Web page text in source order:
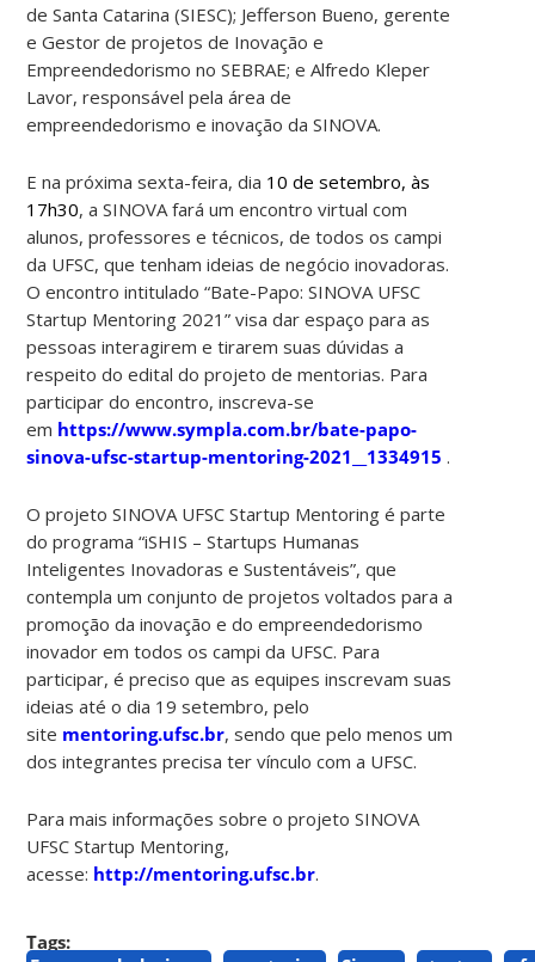
de Santa Catarina (SIESC); Jefferson Bueno, gerente
e Gestor de projetos de Inovação e
Empreendedorismo no SEBRAE; e Alfredo Kleper
Lavor, responsável pela área de
empreendedorismo e inovação da SINOVA.
E na próxima sexta-feira, dia 10 de setembro, às
17h30, a SINOVA fará um encontro virtual com
alunos, professores e técnicos, de todos os campi
da UFSC, que tenham ideias de negócio inovadoras.
O encontro intitulado “Bate-Papo: SINOVA UFSC
Startup Mentoring 2021” visa dar espaço para as
pessoas interagirem e tirarem suas dúvidas a
respeito do edital do projeto de mentorias. Para
participar do encontro, inscreva-se
em https://www.sympla.com.br/bate-papo-
sinova-ufsc-startup-mentoring-2021__1334915 .
O projeto SINOVA UFSC Startup Mentoring é parte
do programa “iSHIS – Startups Humanas
Inteligentes Inovadoras e Sustentáveis”, que
contempla um conjunto de projetos voltados para a
promoção da inovação e do empreendedorismo
inovador em todos os campi da UFSC. Para
participar, é preciso que as equipes inscrevam suas
ideias até o dia 19 setembro, pelo
site mentoring.ufsc.br, sendo que pelo menos um
dos integrantes precisa ter vínculo com a UFSC.
Para mais informações sobre o projeto SINOVA
UFSC Startup Mentoring,
acesse: http://mentoring.ufsc.br.
Tags: